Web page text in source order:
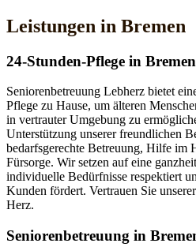
Leistungen in Bremen
24-Stunden-Pflege in
Seniorenbetreuung Lebherz bietet
Pflege zu Hause, um älteren
in vertrauter Umgebung zu
Unterstützung unserer freundlichen
bedarfsgerechte Betreuung, Hilfe im
Fürsorge. Wir setzen auf eine
individuelle Bedürfnisse respektiert
Kunden fördert. Vertrauen Sie
Herz.
Senioren­betreuung in